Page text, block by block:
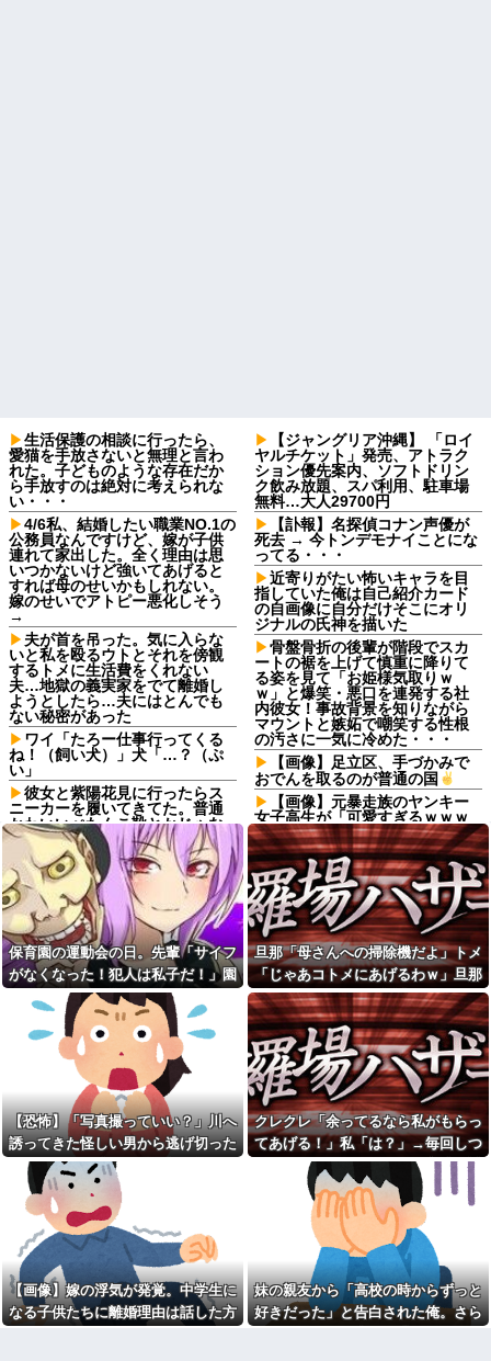
生活保護の相談に行ったら、
愛猫を手放さないと無理と言わ
れた。子どものような存在だか
ら手放すのは絶対に考えられな
い・・・
4/6私、結婚したい職業NO.1の
公務員なんですけど、嫁が子供
連れて家出した。全く理由は思
いつかないけど強いてあげると
すれば母のせいかもしれない。
嫁のせいでアトピー悪化しそう
→
夫が首を吊った。気に入らな
いと私を殴るウトとそれを傍観
するトメに生活費をくれない
夫…地獄の義実家をでて離婚し
ようとしたら…夫にはとんでも
ない秘密があった
ワイ「たろー仕事行ってくる
ね！（飼い犬）」犬「…？（ぷ
い」
彼女と紫陽花見に行ったらス
ニーカーを履いてきてた。普通
かわいいぺたんこ靴とかじゃな
いの？コーヒーや手作り菓子も
持ってこないしさぁ…
予定より早めに家に帰宅。リ
ビングに「裸の嫁」と男がい
た。まさかの不倫現場に遭遇...
娘が某アニメのキャラにハマ
って推し活してる。それを控え
させた方がいいのか塾の人に相
談したら...
妻「うちの夫に手を出したで
しょ！」営業女性「違いま
す！」→会社中を巻き込む大騒
動の末、まさかの処分が…
20歳の大学生の女友達が47歳
のおっさんと付き合ってる。卒
業後に結婚するらしいが、やめ
た方がいいと思うワイがおかし
いのか？
コトメ「父親役をお願い。う
ちの子がパパって呼んでもいい
よね？」旦那「それは無理」→
断った途端に大騒ぎになり…
兄が首吊った。理由はイジ
メ…俺の両親離婚で母は自サツ
し家庭崩壊→首謀者を探しだし
た俺は会社と妻子を特定→結
果、実刑受けた。子に復讐され
るだろ...
【驚愕】 新幹線じゃなく『帰
【ジャングリア沖縄】 「ロイ
ヤルチケット」発売、アトラク
ション優先案内、ソフトドリン
ク飲み放題、スパ利用、駐車場
無料…大人29700円
【訃報】名探偵コナン声優が
死去 → 今トンデモナイことにな
ってる・・・
近寄りがたい怖いキャラを目
指していた俺は自己紹介カード
の自画像に自分だけそこにオリ
ジナルの氏神を描いた
骨盤骨折の後輩が階段でスカ
ートの裾を上げて慎重に降りて
る姿を見て「お姫様気取りｗ
ｗ」と爆笑・悪口を連発する社
内彼女！事故背景を知りながら
マウントと嫉妬で嘲笑する性根
の汚さに一気に冷めた・・・
【画像】足立区、手づかみで
おでんを取るのが普通の国
【画像】元暴走族のヤンキー
女子高生が「可愛すぎるｗｗｗ
ｗ」ﾊﾟｼｬ!!⇒
【動画】あのちゃん、また
我々をシコらすｗｗｗｗｗｗｗ
ｗｗｗｗｗｗｗｗｗｗｗｗｗｗ
ｗｗｗ他
【画像あり】ギャル「おにー
さんイケメンだしどこでもつい
て行くよ♡♡♡♡」⇒♡♡
スキマスイッチの全力少年と
かいう曲ｗｗｗ
我が家のボドゲ趣味に「古臭
いｗｗ」とマウントを取ってき
た義弟嫁、謎の対抗心でスマホ
ゲームに100万単位の重課金＆借
金発覚で離婚確定！「お前らが
ボドゲやってるのが悪い」と責
任転嫁してきたんだがｗｗｗｗ
ギフテッド、ギフテッド2Eの
育て方
【無知は罪】出産月が合わな
い？妻に托卵を疑った理由がコ
レｗｗｗｗ
某アイドルの大ファンの嫁が
集めていたグッズ等を処分した
【特攻隊員の本音】「ああ
ァ、だまされちゃった。今度生
れる時はアメリカへ生れるぞ」
出撃前に残された若者たちの言
葉
保育園の運動会の日。先輩「サイフ
がなくなった！犯人は私子だ！」園
長「警察沙汰は勘弁して～」→誰も
味方がいないと思ったその時…
旦那「母さんへの掃除機だよ」トメ
「じゃあコトメにあげるわｗ」旦那
「ふざけるな！」→誕生会が修羅場
になって…
【恐怖】「写真撮っていい？」川へ
誘ってきた怪しい男から逃げ切った
私⇒テレビに映った『衝撃の顔』に
絶句
クレクレ「余ってるなら私がもらっ
てあげる！」私「は？」→毎回しつ
こく食い下がるので、ある方法を試
した結果…
【画像】嫁の浮気が発覚。中学生に
なる子供たちに離婚理由は話した方
妹の親友から「高校の時からずっと
好きだった」と告白された俺。さら